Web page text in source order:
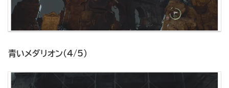
青いメダリオン（4/5）